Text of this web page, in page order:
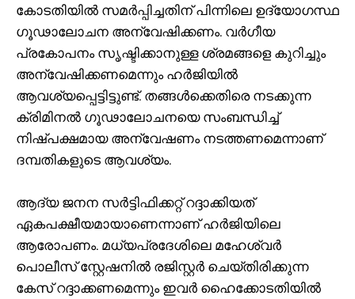
കോടതിയിൽ സമർപ്പിച്ചതിന് പിന്നിലെ ഉദ്യോഗസ്ഥ
ഗൂഢാലോചന അന്വേഷിക്കണം. വർഗീയ
പ്രകോപനം സൃഷ്ടിക്കാനുള്ള ശ്രമങ്ങളെ കുറിച്ചും
അന്വേഷിക്കണമെന്നും ഹർജിയിൽ
ആവശ്യപ്പെട്ടിട്ടുണ്ട്. തങ്ങൾക്കെ‌തിരെ നടക്കുന്ന
ക്രിമിനൽ ഗൂഢാലോചനയെ സംബന്ധിച്ച്
നിഷ്പക്ഷമായ അന്വേഷണം നടത്തണമെന്നാണ്
ദമ്പതികളുടെ ആവശ്യം.
ആദ്യ ജനന സർട്ടിഫിക്കറ്റ് റദ്ദാക്കിയത്
ഏകപക്ഷീയമായാണെന്നാണ് ഹർജിയിലെ
ആരോപണം. മധ്യപ്രദേശിലെ മഹേശ്വർ
പൊലീസ് സ്റ്റേഷനിൽ രജിസ്റ്റർ ചെയ്തിരിക്കുന്ന
കേസ് റദ്ദാക്കണമെന്നും ഇവർ ഹൈക്കോടതിയിൽ